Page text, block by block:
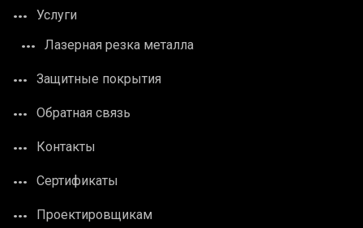
Услуги
Лазерная резка металла
Защитные покрытия
Обратная связь
Контакты
Сертификаты
Проектировщикам